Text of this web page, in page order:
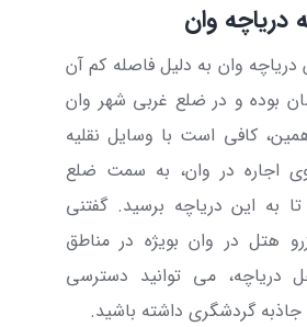
دریاچه وان
وان به دلیل فاصله کم آن
بوده و در ضلع غربی شهر وان
کافی است با وسایل نقلیه
اجاره در وان، به سمت ضلع
به این دریاچه برسید. گفتنی
هتل در وان بویژه در مناطق
دریاچه، می توانید دسترسی
گردشگری داشته باشید.